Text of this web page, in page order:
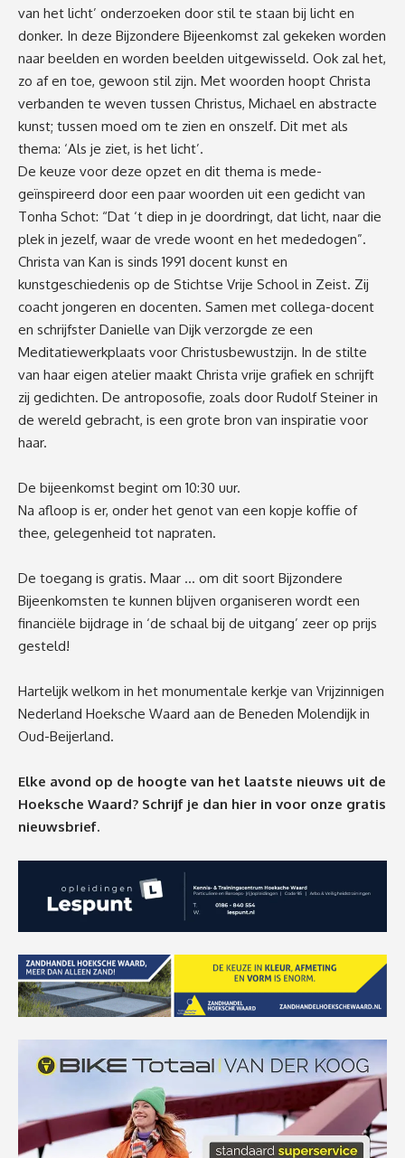
van het licht’ onderzoeken door stil te staan bij licht en
donker. In deze Bijzondere Bijeenkomst zal gekeken worden
naar beelden en worden beelden uitgewisseld. Ook zal het,
zo af en toe, gewoon stil zijn. Met woorden hoopt Christa
verbanden te weven tussen Christus, Michael en abstracte
kunst; tussen moed om te zien en onszelf. Dit met als
thema: ‘Als je ziet, is het licht’.
De keuze voor deze opzet en dit thema is mede-
geïnspireerd door een paar woorden uit een gedicht van
Tonha Schot: “Dat ‘t diep in je doordringt, dat licht, naar die
plek in jezelf, waar de vrede woont en het mededogen”.
Christa van Kan is sinds 1991 docent kunst en
kunstgeschiedenis op de Stichtse Vrije School in Zeist. Zij
coacht jongeren en docenten. Samen met collega-docent
en schrijfster Danielle van Dijk verzorgde ze een
Meditatiewerkplaats voor Christusbewustzijn. In de stilte
van haar eigen atelier maakt Christa vrije grafiek en schrijft
zij gedichten. De antroposofie, zoals door Rudolf Steiner in
de wereld gebracht, is een grote bron van inspiratie voor
haar.
De bijeenkomst begint om 10:30 uur.
Na afloop is er, onder het genot van een kopje koffie of
thee, gelegenheid tot napraten.
De toegang is gratis. Maar … om dit soort Bijzondere
Bijeenkomsten te kunnen blijven organiseren wordt een
financiële bijdrage in ‘de schaal bij de uitgang’ zeer op prijs
gesteld!
Hartelijk welkom in het monumentale kerkje van Vrijzinnigen
Nederland Hoeksche Waard aan de Beneden Molendijk in
Oud-Beijerland.
Elke avond op de hoogte van het laatste nieuws uit de
Hoeksche Waard? Schrijf je dan hier in voor onze gratis
nieuwsbrief.